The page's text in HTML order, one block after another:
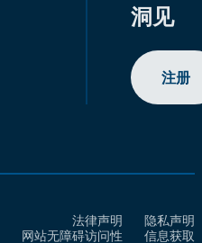
洞见
注册
法律声明
隐私声明
网站无障碍访问性
信息获取